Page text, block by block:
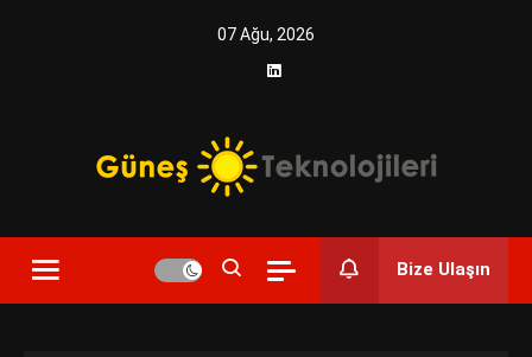
07 Ağu, 2026
Güneş Teknolojileri | Solar
Enerji Çözümleri ve
Bize Ulaşın